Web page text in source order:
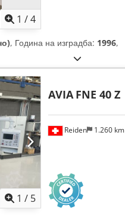
1 /4
, Година на изградба: 1996,
1 / 5
Reiden 1.260 km
AVIA FNE 40 Z